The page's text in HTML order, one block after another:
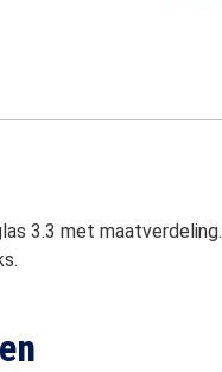
3.3 met maatverdeling.